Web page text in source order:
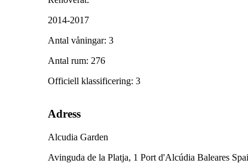
2014-2017
Antal våningar: 3
Antal rum: 276
Officiell klassificering: 3
Adress
Alcudia Garden
Avinguda de la Platja, 1 Port d'Alcúdia Baleares